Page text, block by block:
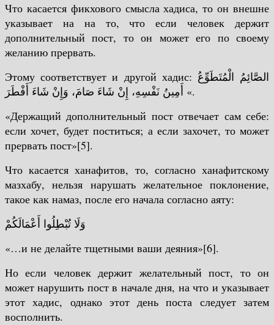
Что касается фикхового смысла хадиса, то он внешне
указывает на на то, что если человек держит
дополнительный пост, то он может его по своему
желанию прервать.
Этому соответствует и другой хадис: الصَّائِمُ الْمُتَطَوِّعُ
أَمِينُ نَفْسِهِ، إِنْ شَاءَ صَامَ، وَإِنْ شَاءَ أَفْطَرَ «.
«Держащий дополнительный пост отвечает сам себе:
если хочет, будет поститься; а если захочет, то может
прервать пост»[5].
Что касается ханафитов, то, согласно ханафитскому
мазхабу, нельзя нарушать желательное поклонение,
такое как намаз, после его начала согласно аяту:
وَلَا تُبْطِلُوا أَعْمَالَكُمْ
«…и не делайте тщетными ваши деяния»[6].
Но если человек держит желательный пост, то он
может нарушить пост в начале дня, на что и указывает
этот хадис, однако этот день поста следует затем
восполнить.